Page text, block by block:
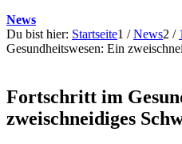
News
Du bist hier: Startseite1 / News2 /
Gesundheitswesen: Ein
Fortschritt im
zweischneidiges